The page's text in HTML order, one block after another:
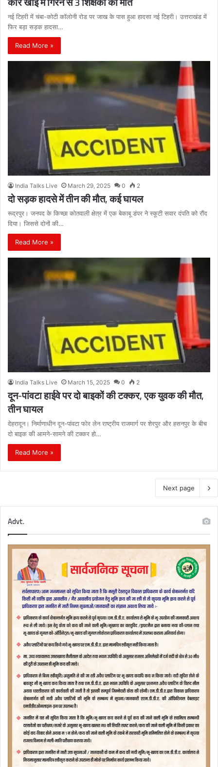
नई टिहरी में चंबा-कोटी कॉलोनी रोड पर जाख के पास हुआ हादसा नई टिहरी। उत्तराखंड में
फिर बड़ा सड़क हादसा…
Read More »
India Talks Live March 29, 2025 0 2
दो सड़क हादसे में तीन की मौत, कई घायल
रूद्रपुर। जनपद के किच्छा कोतवाली क्षेत्र में एक बेकाबू डंपर ने स्कूटी सवार दंपति को रौंद
दिया। जिससे दोनों की…
Read More »
India Talks Live March 15, 2025 0 2
दून-पांवटा हाईवे पर दो बाइकों की टक्कर, एक युवक की मौत,
तीन घायल
देहरादून। निर्माणाधीन दून-पांवटा फोर लेन राष्ट्रीय राजमार्ग पर शेरपुर और हसनपुर के बीच
दो बाइक की आमने-सामने की टक्कर हो…
Read More »
Next page
Advt.